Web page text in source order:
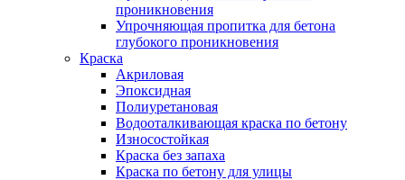
проникновения
Упрочняющая пропитка для бетона
глубокого проникновения
Краска
Акриловая
Эпоксидная
Полиуретановая
Водооталкивающая краска по бетону
Износостойкая
Краска без запаха
Краска по бетону для улицы